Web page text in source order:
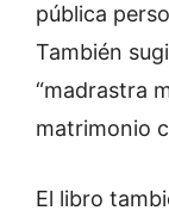
pública
También
“madrastra
matrimonio
El libro